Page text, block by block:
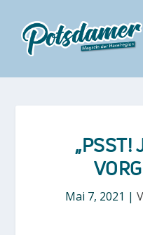
„PSST!
Mai 7, 2021 |